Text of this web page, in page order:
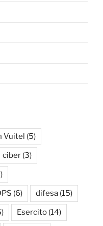
Vuitel (5)
ciber (3)
(6) difesa (15)
Esercito (14)